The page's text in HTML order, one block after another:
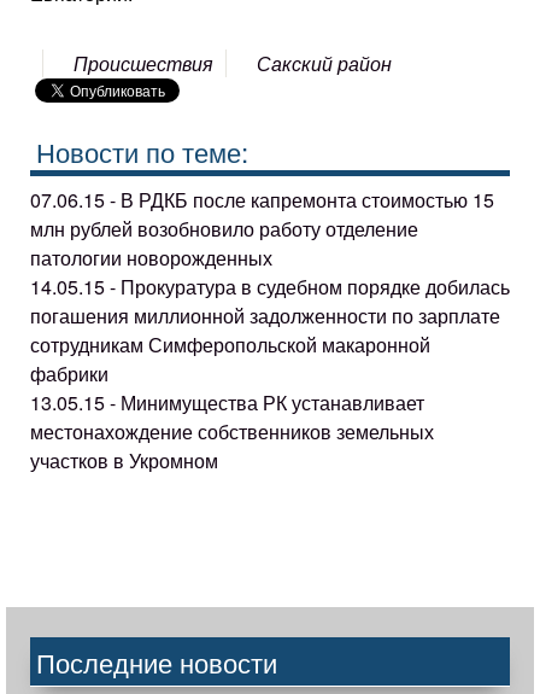
Происшествия Сакский район
Новости по теме:
07.06.15 - В РДКБ после капремонта стоимостью 15
млн рублей возобновило работу отделение
патологии новорожденных
14.05.15 - Прокуратура в судебном порядке добилась
погашения миллионной задолженности по зарплате
сотрудникам Симферопольской макаронной
фабрики
13.05.15 - Минимущества РК устанавливает
местонахождение собственников земельных
участков в Укромном
Последние новости